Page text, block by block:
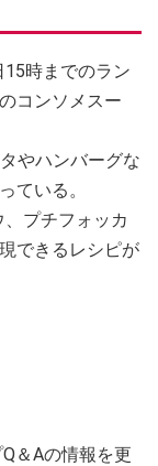
時までのラン
コンソメスー
やハンバーグな
ている。
プチフォッカ
できるレシピが
＆Aの情報を更